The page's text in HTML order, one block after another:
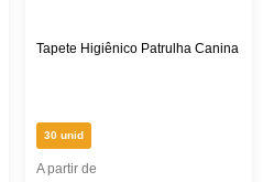
Tapete Higiênico Patrulha Canina
30 unid
A partir de